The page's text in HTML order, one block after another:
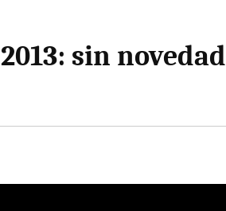
sin novedad